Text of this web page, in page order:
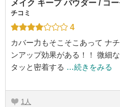
メイク キープ パウダー / コ
チコミ
4
カバー力もそこそこあって ナ
ンアップ効果がある！！ 微細
タッと密着する …続きをみる
1